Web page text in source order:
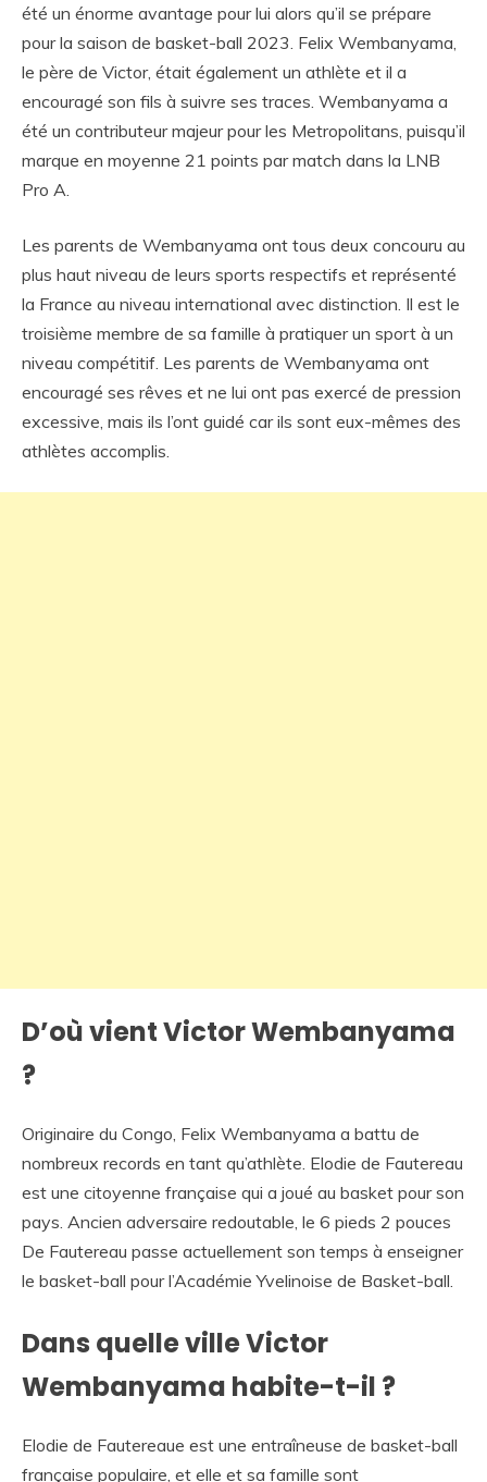
été un énorme avantage pour lui alors qu’il se prépare
pour la saison de basket-ball 2023. Felix Wembanyama,
le père de Victor, était également un athlète et il a
encouragé son fils à suivre ses traces. Wembanyama a
été un contributeur majeur pour les Metropolitans, puisqu’il
marque en moyenne 21 points par match dans la LNB
Pro A.
Les parents de Wembanyama ont tous deux concouru au
plus haut niveau de leurs sports respectifs et représenté
la France au niveau international avec distinction. Il est le
troisième membre de sa famille à pratiquer un sport à un
niveau compétitif. Les parents de Wembanyama ont
encouragé ses rêves et ne lui ont pas exercé de pression
excessive, mais ils l’ont guidé car ils sont eux-mêmes des
athlètes accomplis.
D’où vient Victor Wembanyama
?
Originaire du Congo, Felix Wembanyama a battu de
nombreux records en tant qu’athlète. Elodie de Fautereau
est une citoyenne française qui a joué au basket pour son
pays. Ancien adversaire redoutable, le 6 pieds 2 pouces
De Fautereau passe actuellement son temps à enseigner
le basket-ball pour l’Académie Yvelinoise de Basket-ball.
Dans quelle ville Victor
Wembanyama habite-t-il ?
Elodie de Fautereaue est une entraîneuse de basket-ball
française populaire, et elle et sa famille sont